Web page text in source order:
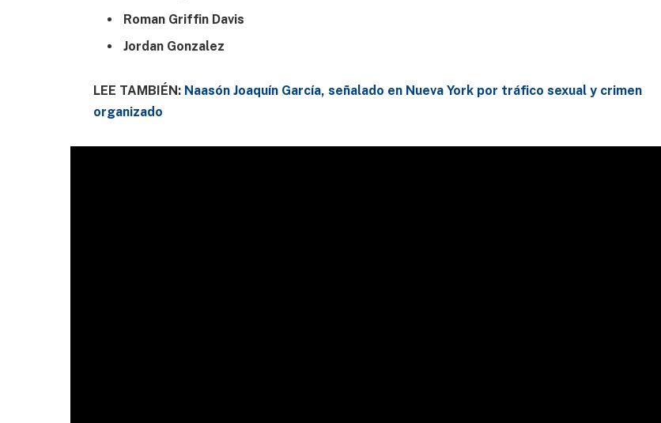
Roman Griffin Davis
Jordan Gonzalez
LEE TAMBIÉN: Naasón Joaquín García, señalado en Nueva York por tráfico sexual y crimen
organizado